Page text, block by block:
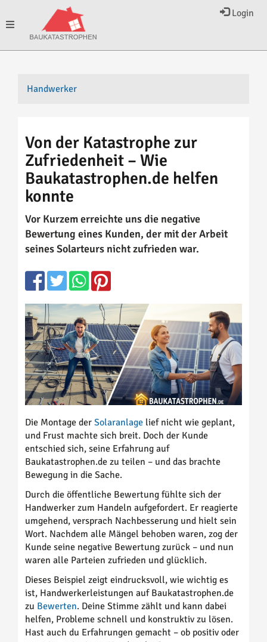
Login
Toggle
Handwerker
Von der Katastrophe zur
Zufriedenheit – Wie
Baukatastrophen.de helfen
konnte
Vor Kurzem erreichte uns die negative
Bewertung eines Kunden, der mit der Arbeit
seines Solarteurs nicht zufrieden war.
Die Montage der Solaranlage lief nicht wie geplant,
und Frust machte sich breit. Doch der Kunde
entschied sich, seine Erfahrung auf
Baukatastrophen.de zu teilen – und das brachte
Bewegung in die Sache.
Durch die öffentliche Bewertung fühlte sich der
Handwerker zum Handeln aufgefordert. Er reagierte
umgehend, versprach Nachbesserung und hielt sein
Wort. Nachdem alle Mängel behoben waren, zog der
Kunde seine negative Bewertung zurück – und nun
waren alle Parteien zufrieden und glücklich.
Dieses Beispiel zeigt eindrucksvoll, wie wichtig es
ist, Handwerkerleistungen auf Baukatastrophen.de
zu Bewerten. Deine Stimme zählt und kann dabei
helfen, Probleme schnell und konstruktiv zu lösen.
Hast auch du Erfahrungen gemacht – ob positiv oder